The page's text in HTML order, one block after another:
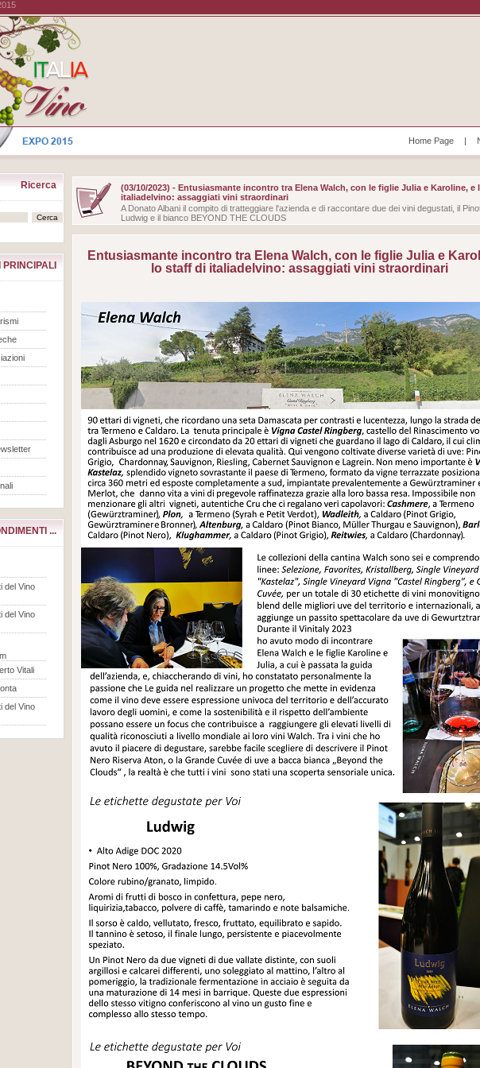
Home Page |
Ricerca
I PRINCIPALI
...
del Vino
del Vino
Vitali
del Vino
(03/10/2023) - Entusiasmante incontro tra Elena Walch, con le figlie Julia e Karoline, e
italiadelvino: assaggiati vini straordinari
A Donato Albani il compito di tratteggiare l'azienda e di raccontare due dei vini degustati, il
Ludwig e il bianco BEYOND THE CLOUDS
Entusiasmante incontro tra Elena Walch, con le figlie Julia e
lo staff di italiadelvino: assaggiati vini straordinari